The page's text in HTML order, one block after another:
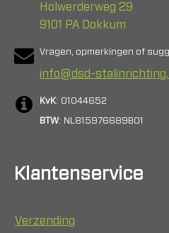
Holwerderweg 29
9101 PA Dokkum
Vragen, opmerkingen of
info@dsd-
KvK: 01044652
BTW: NL815976689B01
Klantenservice
Verzending